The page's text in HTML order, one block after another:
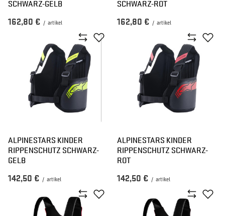
SCHWARZ-GELB
162,80 € / artikel
SCHWARZ-ROT
162,80 € / artikel
ALPINESTARS KINDER
RIPPENSCHUTZ SCHWARZ-
GELB
142,50 € / artikel
ALPINESTARS KINDER
RIPPENSCHUTZ SCHWARZ-
ROT
142,50 € / artikel